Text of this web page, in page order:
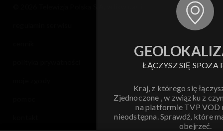
ŁĄCZYSZ SIĘ SPOZA
Kraj, z którego się
Zjednoczone , w związku z
na platformie TVP VOD
nieodstępna. Sprawdź, które
obejrzeć.